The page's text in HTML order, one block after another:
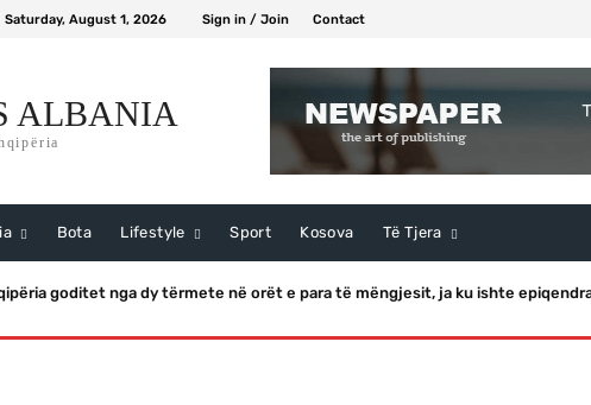
Saturday, August 1, 2026 Sign in / Join Contact
ALBANIA
Bota Lifestyle Sport Kosova Të Tjera
goditet nga dy tërmete në orët e para të mëngjesit, ja ku ishte